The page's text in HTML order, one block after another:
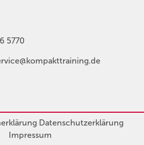
5770
Datenschutzerklärung
Impressum